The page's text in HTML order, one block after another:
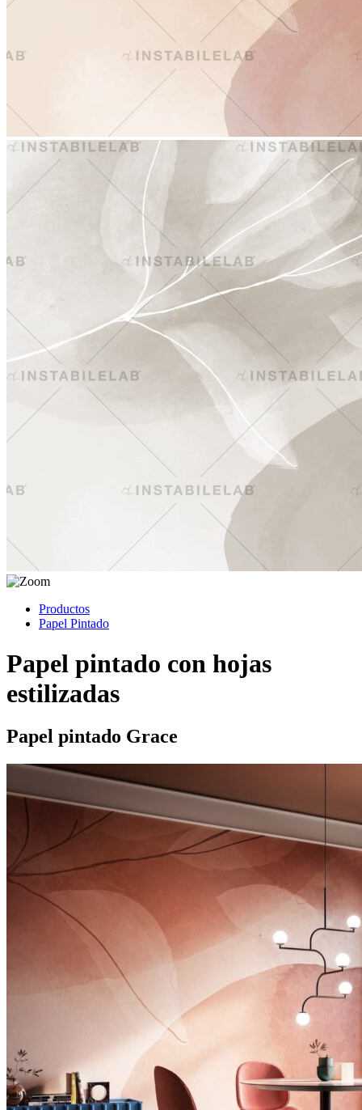
Productos
Papel Pintado
Papel pintado con hojas
estilizadas
Papel pintado Grace